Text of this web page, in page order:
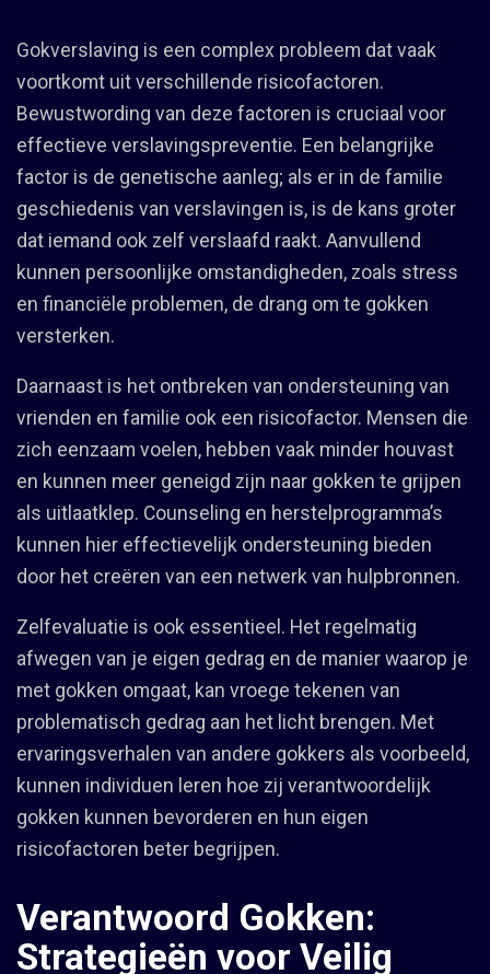
Gokverslaving is een complex probleem dat vaak
voortkomt uit verschillende risicofactoren.
Bewustwording van deze factoren is cruciaal voor
effectieve verslavingspreventie. Een belangrijke
factor is de genetische aanleg; als er in de familie
geschiedenis van verslavingen is, is de kans groter
dat iemand ook zelf verslaafd raakt. Aanvullend
kunnen persoonlijke omstandigheden, zoals stress
en financiële problemen, de drang om te gokken
versterken.
Daarnaast is het ontbreken van ondersteuning van
vrienden en familie ook een risicofactor. Mensen die
zich eenzaam voelen, hebben vaak minder houvast
en kunnen meer geneigd zijn naar gokken te grijpen
als uitlaatklep. Counseling en herstelprogramma’s
kunnen hier effectievelijk ondersteuning bieden
door het creëren van een netwerk van hulpbronnen.
Zelfevaluatie is ook essentieel. Het regelmatig
afwegen van je eigen gedrag en de manier waarop je
met gokken omgaat, kan vroege tekenen van
problematisch gedrag aan het licht brengen. Met
ervaringsverhalen van andere gokkers als voorbeeld,
kunnen individuen leren hoe zij verantwoordelijk
gokken kunnen bevorderen en hun eigen
risicofactoren beter begrijpen.
Verantwoord Gokken:
Strategieën voor Veilig